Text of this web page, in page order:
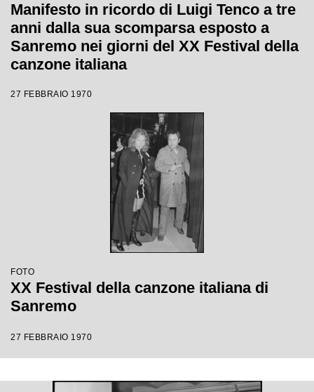
Manifesto in ricordo di Luigi Tenco a tre
anni dalla sua scomparsa esposto a
Sanremo nei giorni del XX Festival della
canzone italiana
27 FEBBRAIO 1970
FOTO
XX Festival della canzone italiana di
Sanremo
27 FEBBRAIO 1970